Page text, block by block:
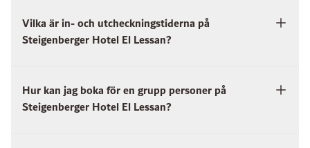
Vilka är in- och utcheckningstiderna på
Steigenberger Hotel El Lessan?
Hur kan jag boka för en grupp personer på
Steigenberger Hotel El Lessan?